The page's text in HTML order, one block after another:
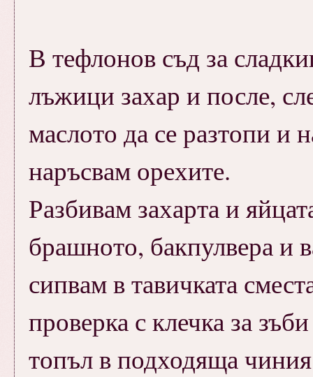
В тефлонов съд за
лъжици захар и после,
маслото да се разтопи и
наръсвам орехите.
Разбивам захарта и
брашното, бакпулвера и
сипвам в тавичката
проверка с клечка за
топъл в подходяща